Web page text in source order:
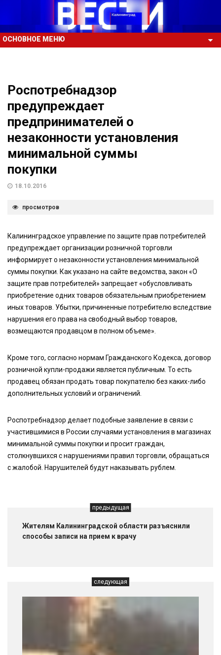
ОСНОВНОЕ МЕНЮ
Роспотребнадзор
предупреждает
предпринимателей о
незаконности установления
минимальной суммы
покупки
18.10.2016
просмотров
Калининградское управление по защите прав потребителей
предупреждает организации розничной торговли
информирует о незаконности установления минимальной
суммы покупки. Как указано на сайте ведомства, закон «О
защите прав потребителей» запрещает «обусловливать
приобретение одних товаров обязательным приобретением
иных товаров. Убытки, причиненные потребителю вследствие
нарушения его права на свободный выбор товаров,
возмещаются продавцом в полном объеме».
Кроме того, согласно нормам Гражданского Кодекса, договор
розничной купли-продажи является публичным. То есть
продавец обязан продать товар покупателю без каких-либо
дополнительных условий и ограничений.
Роспотребнадзор делает подобные заявление в связи с
участившимися в России случаями установления в магазинах
минимальной суммы покупки и просит граждан,
столкнувшихся с нарушениями правил торговли, обращаться
с жалобой. Нарушителей будут наказывать рублем.
предыдущая
Жителям Калининградской области разъяснили
способы записи на прием к врачу
следующая